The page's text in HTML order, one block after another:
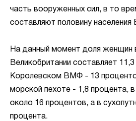
часть вооруженных сил, в то
составляют половину населения
На данный момент доля женщин
Великобритании составляет
Королевском ВМФ - 13
морской пехоте - 1,8 процента,
около 16 процентов, а в
процента.